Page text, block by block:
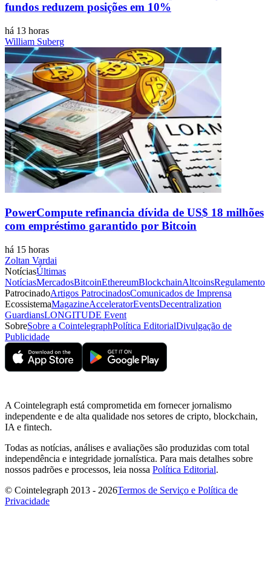
fundos reduzem posições em 10%
há 13 horas
William Suberg
PowerCompute refinancia dívida de US$ 18 milhões
com empréstimo garantido por Bitcoin
há 15 horas
Zoltan Vardai
NotíciasÚltimas
NotíciasMercadosBitcoinEthereumBlockchainAltcoinsRegulamento
PatrocinadoArtigos PatrocinadosComunicados de Imprensa
EcossistemaMagazineAcceleratorEventsDecentralization
GuardiansLONGITUDE Event
SobreSobre a CointelegraphPolítica EditorialDivulgação de
Publicidade
A Cointelegraph está comprometida em fornecer jornalismo
independente e de alta qualidade nos setores de cripto, blockchain,
IA e fintech.
Todas as notícias, análises e avaliações são produzidas com total
independência e integridade jornalística. Para mais detalhes sobre
nossos padrões e processos, leia nossa Política Editorial.
© Cointelegraph 2013 - 2026Termos de Serviço e Política de
Privacidade